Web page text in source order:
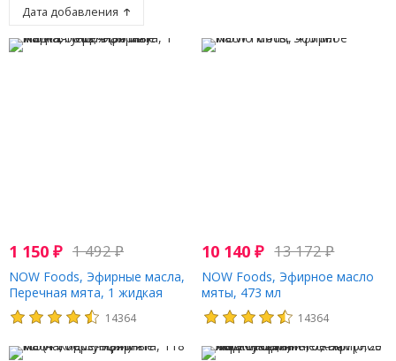
Дата добавления
1 150 ₽ 1 492₽
NOW Foods, Эфирные масла,
Перечная мята, 1 жидкая
унция (30 мл)
14364
10 140₽ 13 172₽
NOW Foods, Эфирное масло
мяты, 473 мл
14364